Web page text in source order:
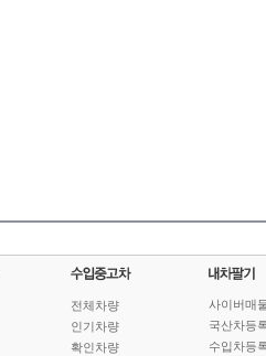
전체차량
인기차량
확인차량
사이버매
국산차등
수입차등